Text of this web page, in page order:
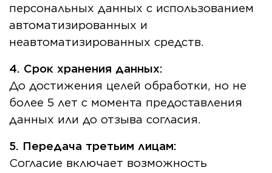
персональных данных с использованием
автоматизированных и
неавтоматизированных средств.
4. Срок хранения данных:
До достижения целей обработки, но не
более 5 лет с момента предоставления
данных или до отзыва согласия.
5. Передача третьим лицам:
Согласие включает возможность